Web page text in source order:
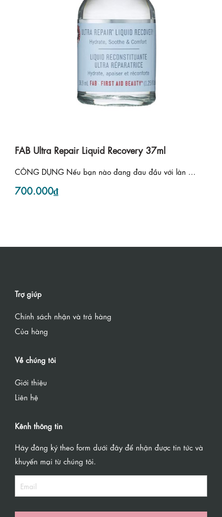
FAB Ultra Repair Liquid Recovery 37ml
CÔNG DỤNG Nếu bạn nào đang đau đầu với làn ...
700.000₫
Trợ giúp
Chính sách nhận và trả hàng
Của hàng
Về chúng tôi
Giới thiệu
Liên hệ
Kênh thông tin
Hãy đăng ký theo form dưới đây để nhận được tin tức và
khuyến mại từ chúng tôi.